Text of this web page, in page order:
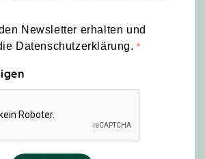
Newsletter erhalten und
Datenschutzerklärung.